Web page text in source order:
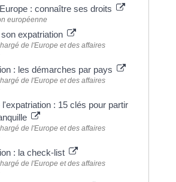
: connaître ses droits
européenne
expatriation
de l'Europe et des affaires
: les démarches par pays
de l'Europe et des affaires
l'expatriation : 15 clés pour partir
de l'Europe et des affaires
: la check-list
de l'Europe et des affaires